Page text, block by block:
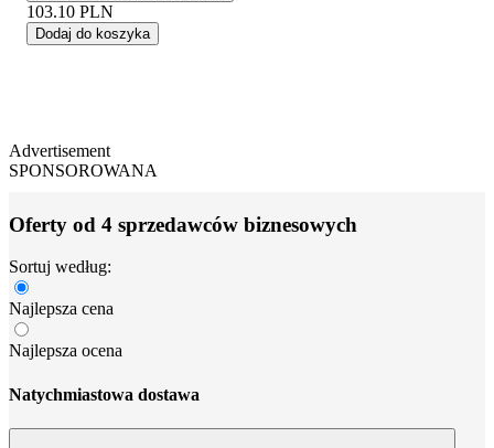
103.10 PLN
Dodaj do koszyka
Advertisement
SPONSOROWANA
Oferty od 4 sprzedawców biznesowych
Sortuj według:
Najlepsza cena
Najlepsza ocena
Natychmiastowa dostawa